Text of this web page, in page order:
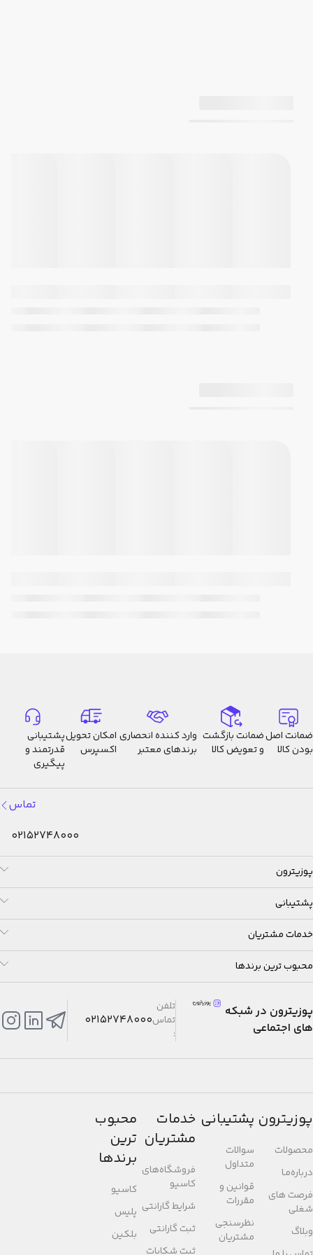
ضمانت اصل
بودن کالا
ضمانت بازگشت
و تعویض کالا
وارد کننده انحصاری
برندهای معتبر
امکان تحویل
اکسپرس
پشتیبانی
قدرتمند و
پیگیری
تماس
02152748000
پوزیترون
پشتیبانی
خدمات مشتریان
محبوب ترین برندها
پوزیترون در شبکه
های اجتماعی
تلفن
تماس
:
02152748000
پوزیترون
محصولات
درباره‌مـا
فرصت های
شغلی
وبلاگ
پشتیبانی
سوالات
متداول
قوانین و
مقررات
نظرسنجی
مشتریان
خدمات
مشتریان
فروشگاه‌های
کاسیو
شرایط گارانتی
ثبت گارانتی
ثبت شکایات
محبوب
ترین
برندها
کاسیو
پلیس
بلکین